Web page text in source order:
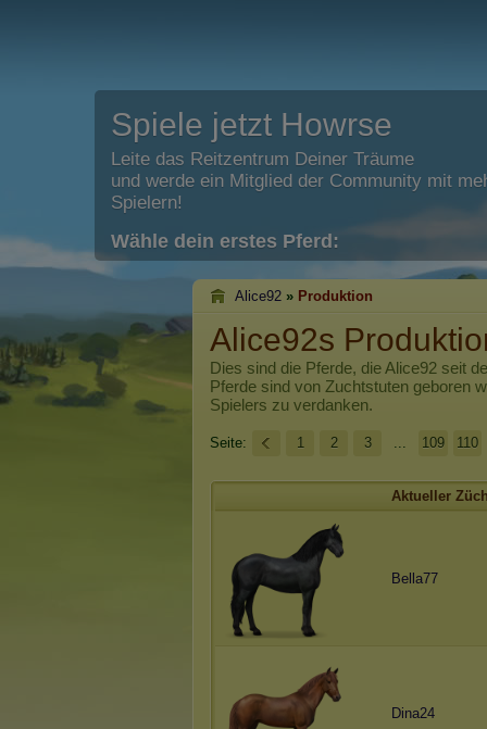
Spiele jetzt Howrse
Leite das Reitzentrum Deiner Träume
und werde ein Mitglied der Community mit
Spielern!
Wähle dein erstes Pferd:
Alice92 » Produktion
Alice92s
Dies sind die Pferde, dieAlice92 seit
Pferde sind von Zuchtstuten geboren
Spielers zu verdanken.
Seite: 1 2 3 ... 109 110
Aktueller
Bella77
Dina24